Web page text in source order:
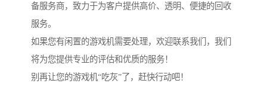
备服务商，致力于为客户提供高价、透明、便捷的回收
服务。
如果您有闲置的游戏机需要处理，欢迎联系我们，我们
将为您提供专业的评估和优质的服务！
别再让您的游戏机“吃灰”了，赶快行动吧！